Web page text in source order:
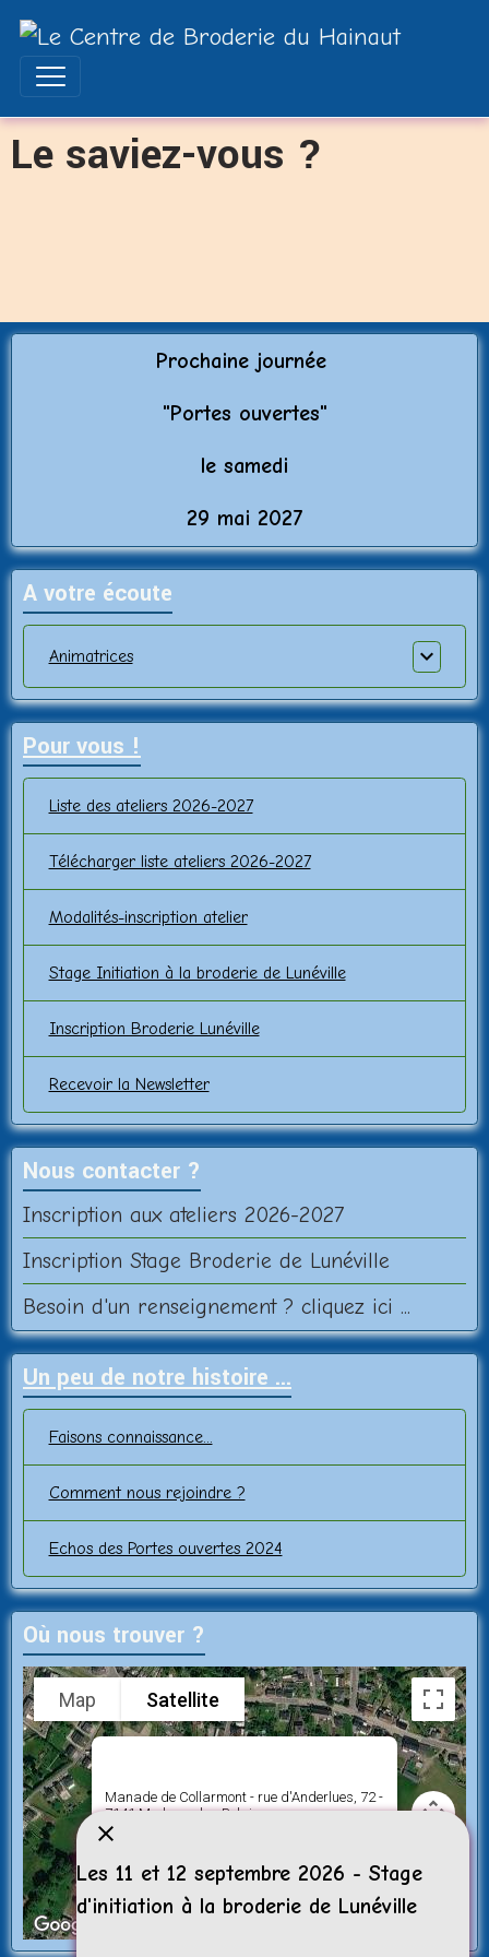
Le saviez-vous ?
Les 11 et 12 septembre 2026 - Stage
d'initiation à la broderie de Lunéville
Prochaine journée
"Portes ouvertes"
le samedi
29 mai 2027
A votre écoute
Animatrices
Pour vous !
Liste des ateliers 2026-2027
Télécharger liste ateliers 2026-2027
Modalités-inscription atelier
Stage Initiation à la broderie de Lunéville
Inscription Broderie Lunéville
Recevoir la Newsletter
Nous contacter ?
Inscription aux ateliers 2026-2027
Inscription Stage Broderie de Lunéville
Besoin d'un renseignement ? cliquez ici ...
Un peu de notre histoire ...
Faisons connaissance...
Comment nous rejoindre ?
Echos des Portes ouvertes 2024
Où nous trouver ?
Manade de Collarmont - rue d'Anderlues, 72 -
7141 Morlanwelz - Belgique
Map Satellite